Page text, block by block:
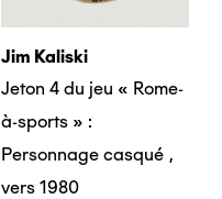
Jim Kaliski
Jeton 4 du jeu « Rome-
à-sports » :
Personnage casqué ,
vers 1980